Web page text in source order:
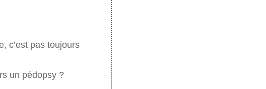
c’est pas toujours
un pédopsy ?